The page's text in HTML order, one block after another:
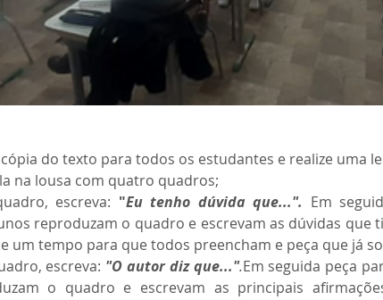
do texto para todos os estudantes e realize uma
na lousa com quatro quadros;
escreva: "Eu tenho dúvida que...". Em
reproduzam o quadro e escrevam as dúvidas que
um tempo para que todos preencham e peça que já
escreva: "O autor diz que...".Em seguida peça
o quadro e escrevam as principais